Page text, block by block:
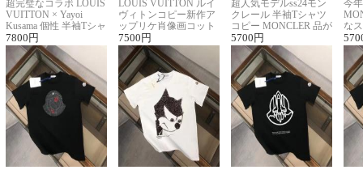
超完璧なコラボ LOUIS
VUITTON × Yayoi
Kusama 個性 半袖Tシャ
ツコピー男女兼用
7800 円
LOUIS VUITTON ルイ
ヴィトンコピー新作ア
ップリケ肖像画コット
ンニット半袖Tシャツ
7500 円
超人気モデルss24モン
クレール 半袖Tシャツ
コピー MONCLER 品が
良く見た目
5700 円
今
な
ル